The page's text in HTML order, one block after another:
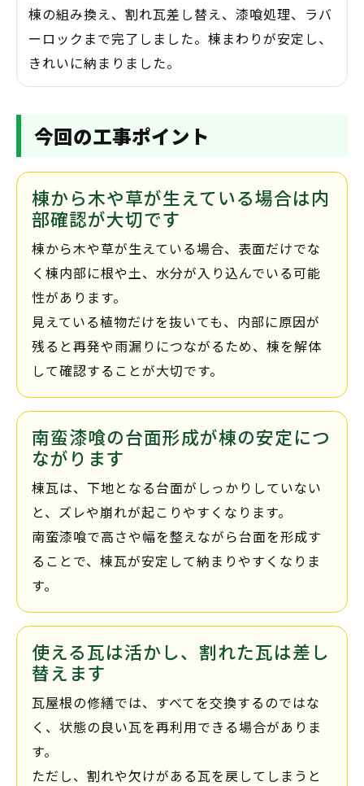
棟の組み換え、割れ瓦差し替え、漆喰処理、ラバ
ーロックまで完了しました。棟まわりが安定し、
きれいに納まりました。
今回の工事ポイント
棟から木や草が生えている場合は内
部確認が大切です
棟から木や草が生えている場合、表面だけでな
く棟内部に根や土、水分が入り込んでいる可能
性があります。
見えている植物だけを抜いても、内部に原因が
残ると再発や雨漏りにつながるため、棟を解体
して確認することが大切です。
南蛮漆喰の台面形成が棟の安定につ
ながります
棟瓦は、下地となる台面がしっかりしていない
と、ズレや崩れが起こりやすくなります。
南蛮漆喰で高さや幅を整えながら台面を形成す
ることで、棟瓦が安定して納まりやすくなりま
す。
使える瓦は活かし、割れた瓦は差し
替えます
瓦屋根の修繕では、すべてを交換するのではな
く、状態の良い瓦を再利用できる場合がありま
す。
ただし、割れや欠けがある瓦を戻してしまうと